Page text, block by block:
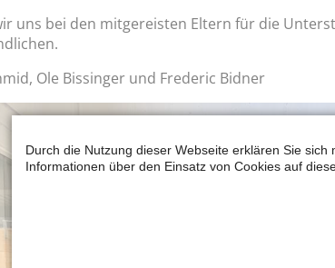
uns bei den mitgereisten Eltern für die
Ole Bissinger und Frederic Bidner
Durch die Nutzung dieser Webseite erklären Sie
Informationen über den Einsatz von Cookies auf